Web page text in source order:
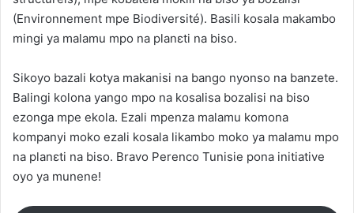
(Environnement mpe Biodiversité). Basili kosala makambo
mingi ya malamu mpo na planɛti na biso.
Sikoyo bazali kotya makanisi na bango nyonso na banzete.
Balingi kolona yango mpo na kosalisa bozalisi na biso
ezonga mpe ekola. Ezali mpenza malamu komona
kompanyi moko ezali kosala likambo moko ya malamu mpo
na planɛti na biso. Bravo Perenco Tunisie pona initiative
oyo ya munene!